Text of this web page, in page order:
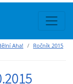
Aha!
Ročník 2015